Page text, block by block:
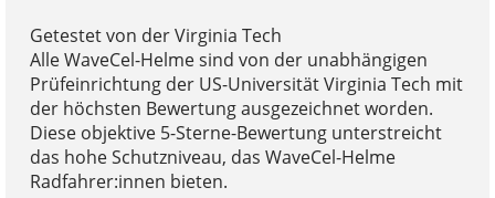
Getestet von der Virginia Tech
Alle WaveCel-Helme sind von der unabhängigen
Prüfeinrichtung der US-Universität Virginia Tech mit
der höchsten Bewertung ausgezeichnet worden.
Diese objektive 5-Sterne-Bewertung unterstreicht
das hohe Schutzniveau, das WaveCel-Helme
Radfahrer:innen bieten.